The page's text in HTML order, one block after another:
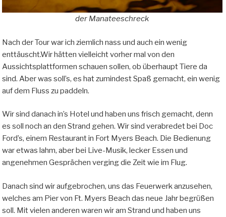
der Manateeschreck
Nach der Tour war ich ziemlich nass und auch ein wenig
enttäuscht.Wir hätten vielleicht vorher mal von den
Aussichtsplattformen schauen sollen, ob überhaupt Tiere da
sind. Aber was soll’s, es hat zumindest Spaß gemacht, ein wenig
auf dem Fluss zu paddeln.
Wir sind danach in’s Hotel und haben uns frisch gemacht, denn
es soll noch an den Strand gehen. Wir sind verabredet bei Doc
Ford’s, einem Restaurant in Fort Myers Beach. Die Bedienung
war etwas lahm, aber bei Live-Musik, lecker Essen und
angenehmen Gesprächen verging die Zeit wie im Flug.
Danach sind wir aufgebrochen, uns das Feuerwerk anzusehen,
welches am Pier von Ft. Myers Beach das neue Jahr begrüßen
soll. Mit vielen anderen waren wir am Strand und haben uns